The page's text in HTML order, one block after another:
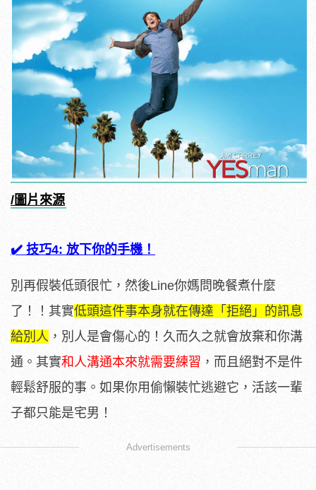
/圖片來源
✔️ 技巧4: 放下你的手機！
別再假裝低頭很忙，然後Line你媽問晚餐煮什麼
了！！其實低頭這件事本身就在傳達「拒絕」的訊息
給別人 ，別人是會傷心的！久而久之就會放棄和你溝
通。其實和人溝通本來就需要練習 ，而且絕對不是件
輕鬆舒服的事。如果你用偷懶裝忙逃避它，活該一輩
子都只能是宅男！
Advertisements